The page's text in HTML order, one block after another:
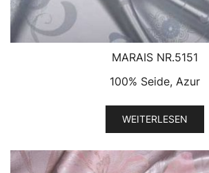
MARAIS NR.5151
100% Seide, Azur
WEITERLESEN